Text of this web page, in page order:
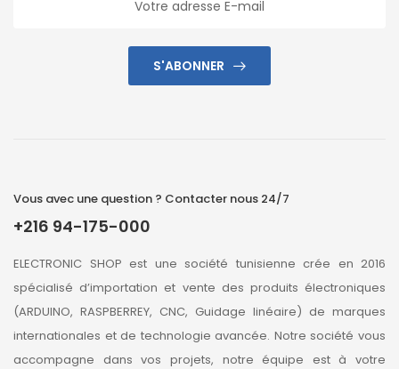
S'ABONNER
Vous avec une question ? Contacter nous 24/7
+216 94-175-000
ELECTRONIC SHOP est une société tunisienne crée en 2016
spécialisé d’importation et vente des produits électroniques
(ARDUINO, RASPBERREY, CNC, Guidage linéaire) de marques
internationales et de technologie avancée. Notre société vous
accompagne dans vos projets, notre équipe est à votre